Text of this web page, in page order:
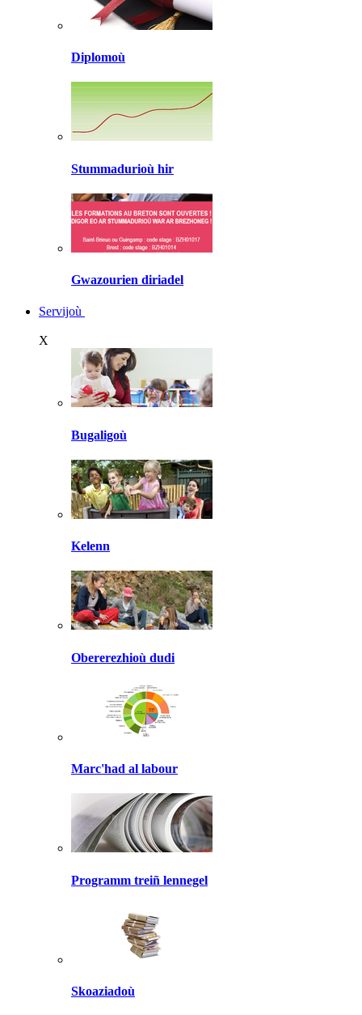
Diplomoù
Stummadurioù hir
Gwazourien diriadel
Servijoù
X
Bugaligoù
Kelenn
Obererezhioù dudi
Marc'had al labour
Programm treiñ lennegel
Skoaziadoù